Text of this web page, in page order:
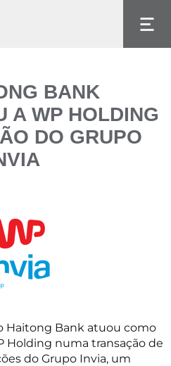
no idioma que
BANK
A WP HOLDING
DO GRUPO
Haitong Bank atuou como
Holding numa transação de
do Grupo Invia, um